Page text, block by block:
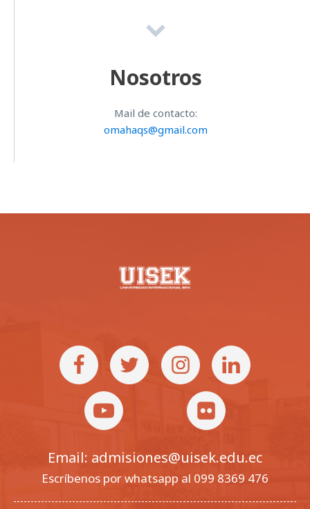
Nosotros
Mail de contacto:
omahaqs@gmail.com
Email: admisiones@uisek.edu.ec
Escríbenos por whatsapp al 099 8369 476